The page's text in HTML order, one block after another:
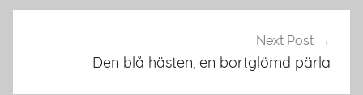
Next Post
Den blå hästen, en bortglömd pärla